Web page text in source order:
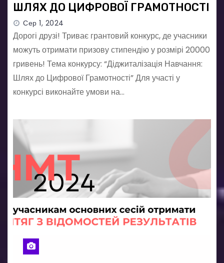
ШЛЯХ ДО ЦИФРОВОЇ ГРАМОТНОСТІ
Сер 1, 2024
Дорогі друзі! Триває грантовий конкурс, де учасники
можуть отримати призову стипендію у розмірі 20000
гривень! Тема конкурсу: “Діджиталізація Навчання:
Шлях до Цифрової Грамотності” Для участі у
конкурсі виконайте умови на…